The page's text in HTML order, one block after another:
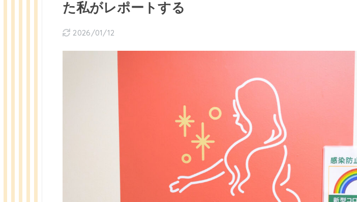
た私がレポートする
2026/01/12